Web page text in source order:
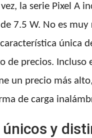
la serie Pixel A
7.5 W. No es muy
única
de precios. Incluso
un precio más
de carga
únicos y